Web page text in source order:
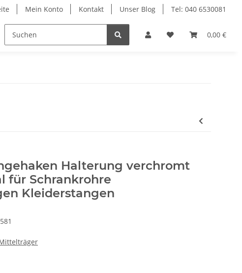
Mein Konto Kontakt Unser Blog Tel: 040 6530081
0,00 €
Regalbodenträger
Halterung verchromt
für Schrankrohre
Kleiderstangen